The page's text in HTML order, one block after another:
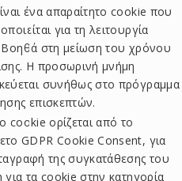
ένα απαραίτητο cookie που
για τη λειτουργία
στη μείωση του χρόνου
Η προσωρινή μνήμη
συνήθως στο πρόγραμμα
επισκεπτών.
cookie ορίζεται από το
GDPR Cookie Consent, για
της συγκατάθεσης του
για τα cookie στην κατηγορία